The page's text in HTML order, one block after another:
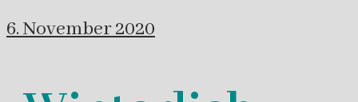
6. November 2020